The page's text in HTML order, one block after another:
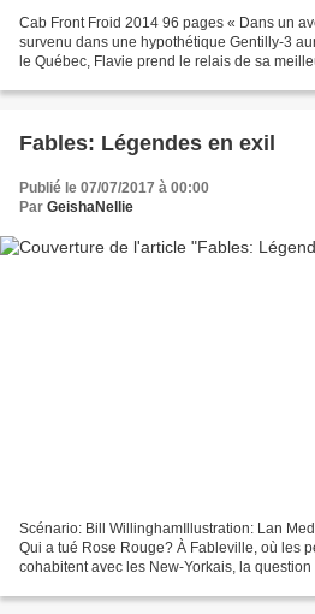
Cab Front Froid 2014 96 pages « Dans un
survenu dans une hypothétique Gentilly-3
le Québec, Flavie prend le relais de sa
Fables: Légendes en exil
Publié le 07/07/2017 à 00:00
Par GeishaNellie
Scénario: Bill WillinghamIllustration: Lan
Qui a tué Rose Rouge? À Fableville, où les
cohabitent avec les New-Yorkais, la